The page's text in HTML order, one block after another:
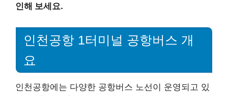
인해 보세요.
인천공항 1터미널 공항버스 개
요
인천공항에는 다양한 공항버스 노선이 운영되고 있